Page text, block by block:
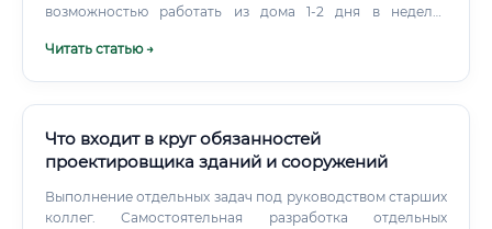
возможностью работать из дома 1-2 дня в неделю.
Проектировщик ВиВ работает в тесной связке с другими
Читать статью →
Что входит в круг обязанностей
проектировщика зданий и сооружений
Выполнение отдельных задач под руководством старших
коллег. Самостоятельная разработка отдельных